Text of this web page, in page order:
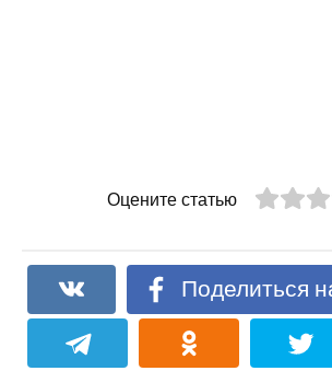
Оцените статью
Поделиться